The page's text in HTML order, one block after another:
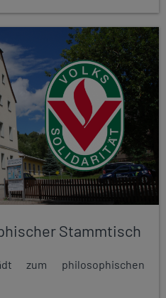
Stammtisch
zum philosophischen